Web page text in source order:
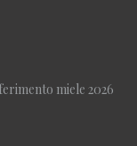
miele 2026